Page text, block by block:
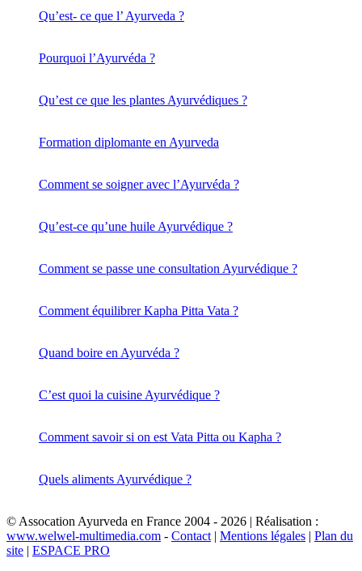
Qu’est- ce que l’ Ayurveda ?
Pourquoi l’Ayurvéda ?
Qu’est ce que les plantes Ayurvédiques ?
Formation diplomante en Ayurveda
Comment se soigner avec l’Ayurvéda ?
Qu’est-ce qu’une huile Ayurvédique ?
Comment se passe une consultation Ayurvédique ?
Comment équilibrer Kapha Pitta Vata ?
Quand boire en Ayurvéda ?
C’est quoi la cuisine Ayurvédique ?
Comment savoir si on est Vata Pitta ou Kapha ?
Quels aliments Ayurvédique ?
© Assocation Ayurveda en France 2004 - 2026 | Réalisation :
www.welwel-multimedia.com - Contact | Mentions légales | Plan du
site | ESPACE PRO